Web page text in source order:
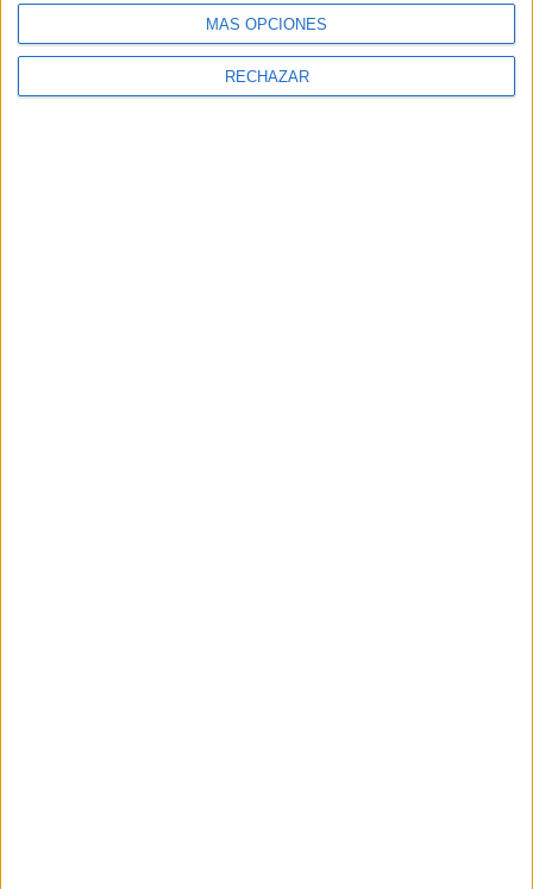
MÁS OPCIONES
RECHAZAR